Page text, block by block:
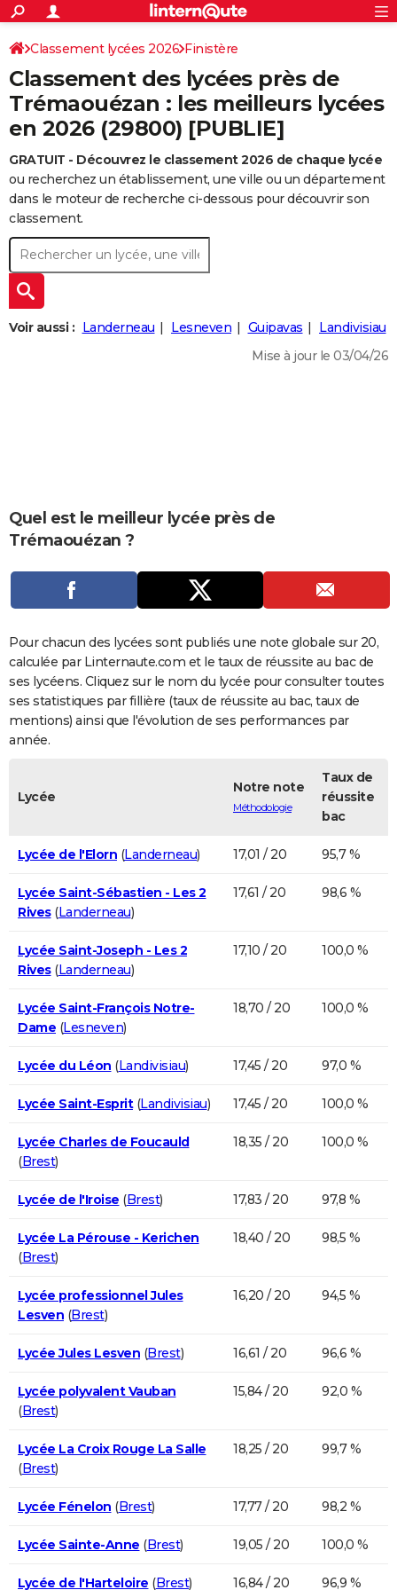
ACTUALITÉS
Politique
Société
Faits Divers
Education
Monde
Villes
+
SPORT
Coupe du monde 2026
Football
Tennis
Cyclisme
Rugby
Forum
CULTURE
Programme TV
TNT
Streaming
Cinéma
Sorties cinéma
Musique
+
FINANCE
Retraite
Impôts
Epargne
Immobilier
Risques naturels par ville
Banque
Assurance
Crédit
AUTO
Essais
Réserver un essai
Citadines
Berlines
SUV
Forum auto
+
HIGH-TECH
BRICOLAGE
Forum
Aménagement intérieur
Extérieur
Cuisine
Salle de bains
Jardinage
Rangement
+WEEK-END
Guides de France
Escapades
Patrimoine
Expositions
Musées
Week-end nature
+
LIFESTYLE
CARTE DE VOEUX
Dictionnaire
Biographies
Expressions
Proverbes
PROGRAMME TV
COPAINS D'AVANT
S'inscrire
Se connecter
Lycées
Collèges
Primaires
Universités
Entreprises
Service militaire
Avis de recherche
AVIS DE DÉCÈS
FORUM
Bricolage
Lifestyle
Culture
Sport
Auto
Television
Voyage
Cinema
S'inscrire
Connexion
Classement lycées 2026 Finistère
Classement des lycées près de
Trémaouézan : les meilleurs lycées
en 2026 (29800) [PUBLIE]
GRATUIT - Découvrez le classement 2026 de chaque lycée
ou recherchez un établissement, une ville ou un département
dans le moteur de recherche ci-dessous pour découvrir son
classement.
Voir aussi : Landerneau Lesneven Guipavas
Landivisiau
Mise à jour le 03/04/26
Quel est le meilleur lycée près de
Trémaouézan ?
Pour chacun des lycées sont publiés une note globale sur 20,
calculée par Linternaute.com et le taux de réussite au bac de
ses lycéens. Cliquez sur le nom du lycée pour consulter toutes
ses statistiques par fillière (taux de réussite au bac, taux de
mentions) ainsi que l'évolution de ses performances par
année.
Lycée
Notre note
Méthodologie
Taux de
réussite
bac
Lycée de l'Elorn (Landerneau) 17,01 / 20 95,7 %
Lycée Saint-Sébastien - Les 2
Rives(Landerneau)
17,61 / 20 98,6 %
Lycée Saint-Joseph - Les 2
Rives(Landerneau)
17,10 / 20 100,0 %
Lycée Saint-François Notre-
Dame (Lesneven)
18,70 / 20 100,0 %
Lycée du Léon (Landivisiau) 17,45 / 20 97,0 %
Lycée Saint-Esprit(Landivisiau) 17,45 / 20 100,0 %
Lycée Charles de Foucauld
(Brest)
18,35 / 20 100,0 %
Lycée de l'Iroise (Brest) 17,83 / 20 97,8 %
Lycée La Pérouse - Kerichen
(Brest)
18,40 / 20 98,5 %
Lycée professionnel Jules
Lesven (Brest)
16,20 / 20 94,5 %
Lycée Jules Lesven (Brest) 16,61 / 20 96,6 %
Lycée polyvalent Vauban
(Brest)
15,84 / 20 92,0 %
Lycée La Croix Rouge La Salle
(Brest)
18,25 / 20 99,7 %
Lycée Fénelon (Brest) 17,77 / 20 98,2 %
Lycée Sainte-Anne (Brest) 19,05 / 20 100,0 %
Lycée de l'Harteloire (Brest) 16,84 / 20 96,9 %